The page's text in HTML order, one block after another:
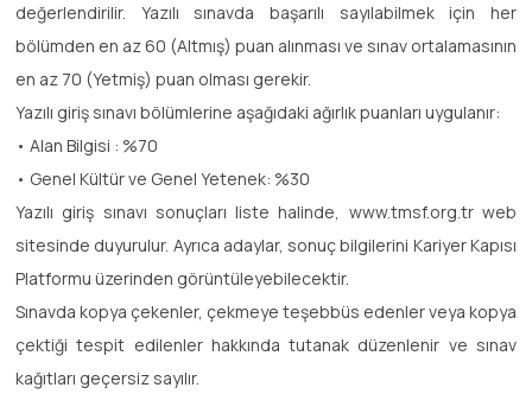
değerlendirilir. Yazılı sınavda başarılı sayılabilmek için her
bölümden en az 60 (Altmış) puan alınması ve sınav ortalamasının
en az 70 (Yetmiş) puan olması gerekir.
Yazılı giriş sınavı bölümlerine aşağıdaki ağırlık puanları uygulanır:
• Alan Bilgisi : %70
• Genel Kültür ve Genel Yetenek: %30
Yazılı giriş sınavı sonuçları liste halinde, www.tmsf.org.tr web
sitesinde duyurulur. Ayrıca adaylar, sonuç bilgilerini Kariyer Kapısı
Platformu üzerinden görüntüleyebilecektir.
Sınavda kopya çekenler, çekmeye teşebbüs edenler veya kopya
çektiği tespit edilenler hakkında tutanak düzenlenir ve sınav
kağıtları geçersiz sayılır.